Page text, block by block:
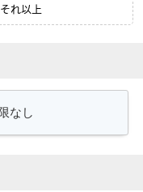
それ以上